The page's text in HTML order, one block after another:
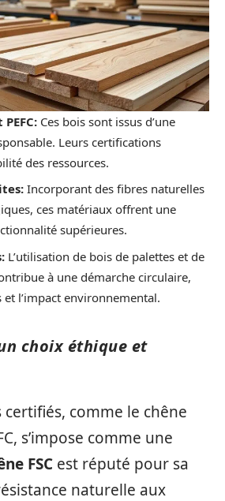
Ces bois sont issus d’une
Leurs certifications
des ressources.
Incorporant des fibres naturelles
ces matériaux offrent une
supérieures.
L’utilisation de bois de palettes et de
à une démarche circulaire,
l’impact environnemental.
choix éthique et
certifiés, comme le chêne
s’impose comme une
FSC est réputé pour sa
naturelle aux